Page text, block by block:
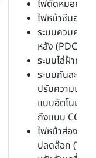
ไฟตัดหมอก (ห
ไฟหน้าซีนอน
ระบบควบคุมระ
หลัง (PDC))
ระบบไล่ฝ้ากระ
ระบบกันสะเทื
ปรับความแข็ง
แบบอัตโนมัติ
ถึงแบบ
ไฟหน้าส่องสว่
ปลดล๊อก